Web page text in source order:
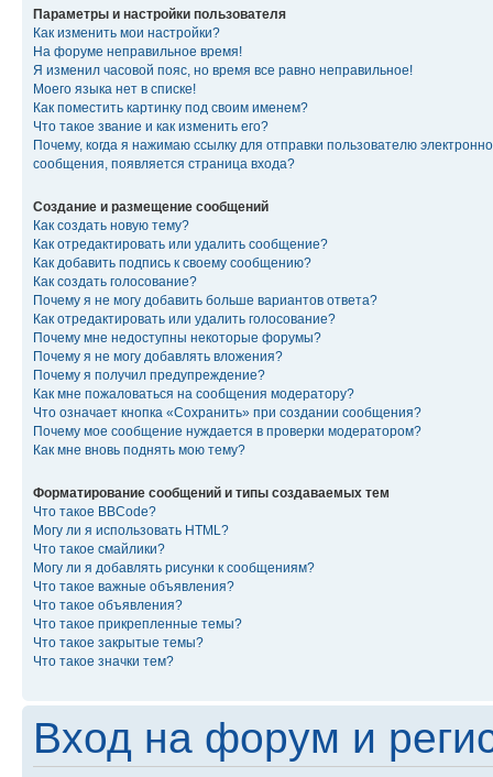
Параметры и настройки пользователя
Как изменить мои настройки?
На форуме неправильное время!
Я изменил часовой пояс, но время все равно неправильное!
Моего языка нет в списке!
Как поместить картинку под своим именем?
Что такое звание и как изменить его?
Почему, когда я нажимаю ссылку для отправки пользователю
сообщения, появляется страница входа?
Создание и размещение сообщений
Как создать новую тему?
Как отредактировать или удалить сообщение?
Как добавить подпись к своему сообщению?
Как создать голосование?
Почему я не могу добавить больше вариантов ответа?
Как отредактировать или удалить голосование?
Почему мне недоступны некоторые форумы?
Почему я не могу добавлять вложения?
Почему я получил предупреждение?
Как мне пожаловаться на сообщения модератору?
Что означает кнопка «Сохранить» при создании сообщения?
Почему мое сообщение нуждается в проверки модератором?
Как мне вновь поднять мою тему?
Форматирование сообщений и типы создаваемых тем
Что такое BBCode?
Могу ли я использовать HTML?
Что такое смайлики?
Могу ли я добавлять рисунки к сообщениям?
Что такое важные объявления?
Что такое объявления?
Что такое прикрепленные темы?
Что такое закрытые темы?
Что такое значки тем?
Вход на форум и